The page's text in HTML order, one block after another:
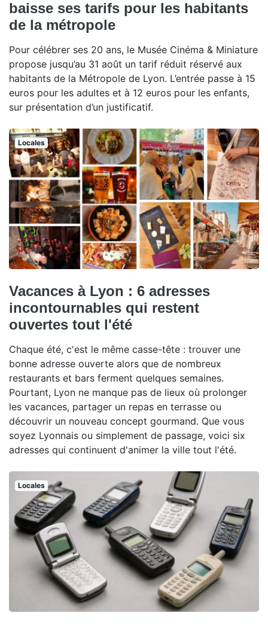
baisse ses tarifs pour les habitants
de la métropole
Pour célébrer ses 20 ans, le Musée Cinéma & Miniature
propose jusqu’au 31 août un tarif réduit réservé aux
habitants de la Métropole de Lyon. L’entrée passe à 15
euros pour les adultes et à 12 euros pour les enfants,
sur présentation d’un justificatif.
Locales
Vacances à Lyon : 6 adresses
incontournables qui restent
ouvertes tout l'été
Chaque été, c'est le même casse-tête : trouver une
bonne adresse ouverte alors que de nombreux
restaurants et bars ferment quelques semaines.
Pourtant, Lyon ne manque pas de lieux où prolonger
les vacances, partager un repas en terrasse ou
découvrir un nouveau concept gourmand. Que vous
soyez Lyonnais ou simplement de passage, voici six
adresses qui continuent d'animer la ville tout l'été.
Locales